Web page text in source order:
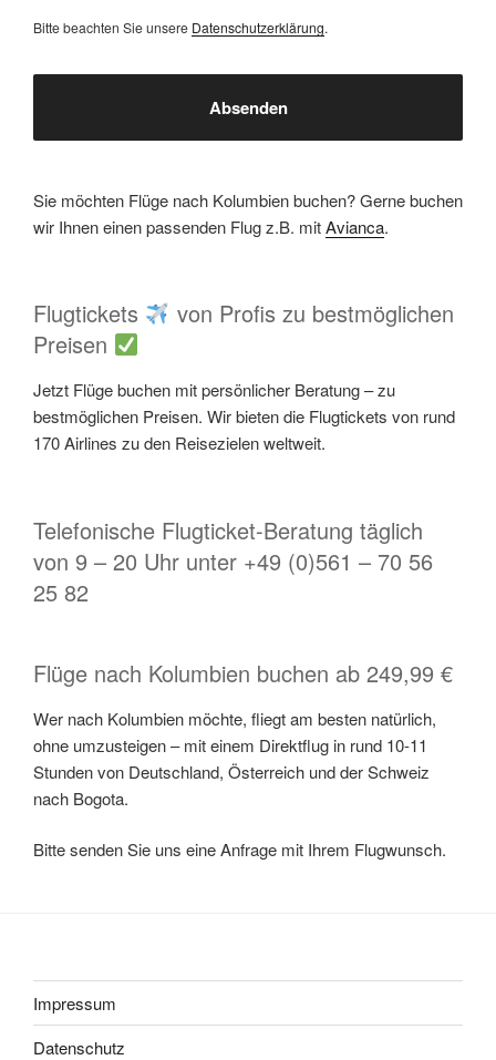
Bitte beachten Sie unsere Datenschutzerklärung.
Sie möchten Flüge nach Kolumbien buchen? Gerne buchen
wir Ihnen einen passenden Flug z.B. mitAvianca.
Flugtickets
von Profis zu bestmöglichen
Preisen
Jetzt Flüge buchen mit persönlicher Beratung – zu
bestmöglichen Preisen. Wir bieten die Flugtickets von rund
170 Airlines zu den Reisezielen weltweit.
Telefonische Flugticket-Beratung täglich
von 9 – 20 Uhr unter +49 (0)561 – 70 56
25 82
Flüge nach Kolumbien buchen ab 249,99 €
Wer nach Kolumbien möchte, fliegt am besten natürlich,
ohne umzusteigen – mit einem Direktflug in rund 10-11
Stunden von Deutschland, Österreich und der Schweiz
nach Bogota.
Bitte senden Sie uns eine Anfrage mit Ihrem Flugwunsch.
Impressum
Datenschutz